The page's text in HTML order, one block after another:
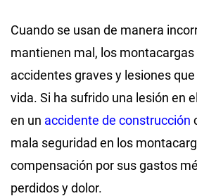
Cuando se usan de manera
mantienen mal, los
accidentes graves y lesiones
vida. Si ha sufrido una lesión en
en un accidente de construcción
mala seguridad en los
compensación por sus gastos
perdidos y dolor.